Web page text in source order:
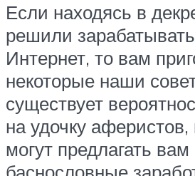
Если находясь в
решили
Интернет, то вам
некоторые наши
существует
на удочку аферистов,
могут предлагать вам